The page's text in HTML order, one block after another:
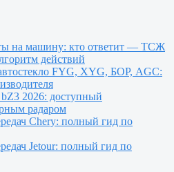
на машину: кто ответит — ТСЖ
действий
FYG, XYG, БОР, AGC:
2026: доступный
радаром
Chery: полный гид по
Jetour: полный гид по